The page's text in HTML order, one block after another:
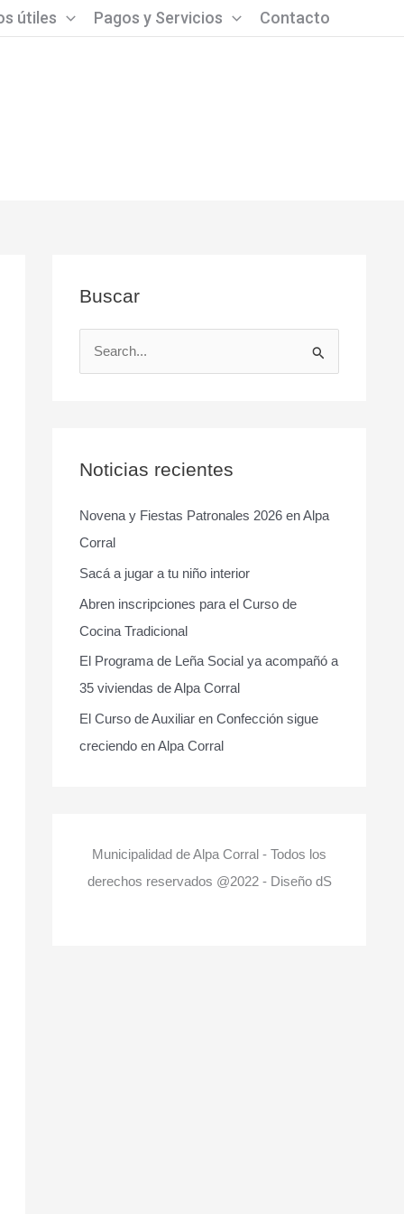
útiles Pagos y Servicios Contacto
Buscar
a
p
o
r
:
Noticias recientes
Novena y Fiestas Patronales 2026 en Alpa
Corral
Sacá a jugar a tu niño interior
Abren inscripciones para el Curso de
Cocina Tradicional
El Programa de Leña Social ya acompañó a
35 viviendas de Alpa Corral
El Curso de Auxiliar en Confección sigue
creciendo en Alpa Corral
Municipalidad de Alpa Corral - Todos los
derechos reservados @2022 - Diseño dS